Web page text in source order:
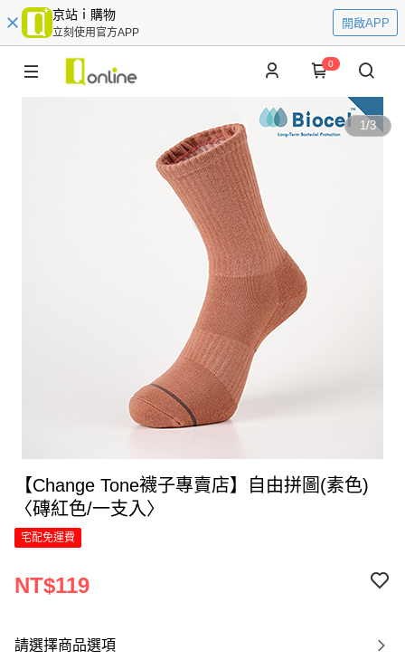
京站ｉ購物
立刻使用官方APP
開啟APP
0
1/3
【Change Tone襪子專賣店】自由拼圖(素色)
〈磚紅色/一支入〉
宅配免運費
NT$119
請選擇商品選項